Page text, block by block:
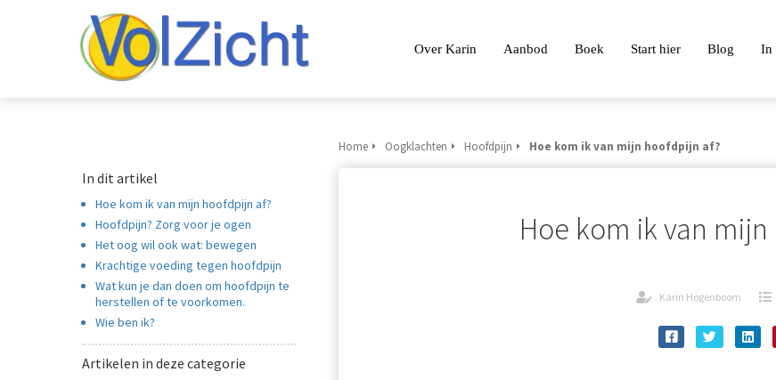
Over Karin Aanbod Boek Start hier Blog In
In dit artikel
Hoe kom ik van mijn hoofdpijn af?
Hoofdpijn? Zorg voor je ogen
Het oog wil ook wat: bewegen
Krachtige voeding tegen hoofdpijn
Wat kun je dan doen om hoofdpijn te
herstellen of te voorkomen.
Wie ben ik?
Artikelen in deze categorie
Home Oogklachten Hoofdpijn Hoe kom ik van mijn hoofdpijn af?
Hoe kom ik van
Karin Hogenboom